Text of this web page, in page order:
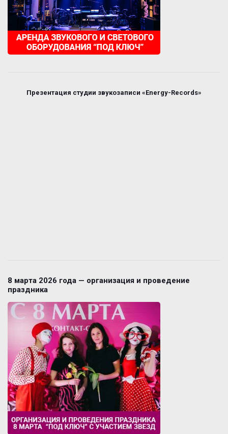
Презентация студии звукозаписи «Energy-Records»
8 марта 2026 года — организация и проведение
праздника